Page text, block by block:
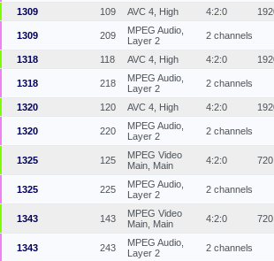
1309 109 AVC 4, High 4:2:0
1309 209
MPEG Audio,
Layer 2
2 channels
1318 118 AVC 4, High 4:2:0
1318 218
MPEG Audio,
Layer 2
2 channels
1320 120 AVC 4, High 4:2:0
1320 220
MPEG Audio,
Layer 2
2 channels
1325 125
MPEG Video
Main, Main
4:2:0 720
1325 225
MPEG Audio,
Layer 2
2 channels
1343 143
MPEG Video
Main, Main
4:2:0 720
1343 243
MPEG Audio,
Layer 2
2 channels